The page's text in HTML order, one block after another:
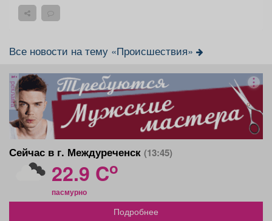
Все новости на тему «Происшествия»
реклама
Сейчас в г. Междуреченск (13:45)
22.9 Co
пасмурно
Подробнее